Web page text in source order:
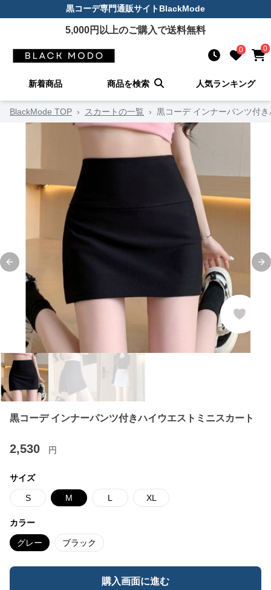
黒コーデ専門通販サイトBlackMode
5,000円以上のご購入で送料無料
0 0
新着商品 商品を検索 人気ランキング
BlackMode TOP › スカートの一覧 › 黒コーデ インナーパンツ付
Previous slide
黒コーデ インナーパンツ付きハイウエストミニスカート
2,530 円
サイズ
S M L XL
カラー
グレー ブラック
購入画面に進む